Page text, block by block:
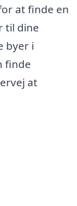
at finde en
til dine
byer i
finde
at